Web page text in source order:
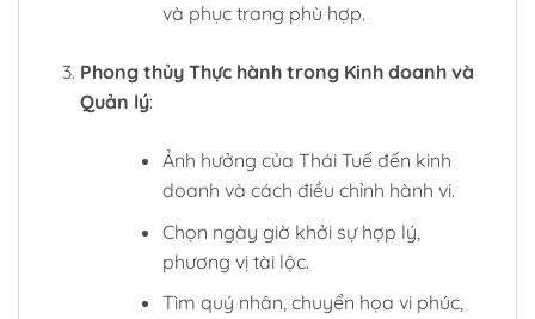
và phục trang phù hợp.
Phong thủy Thực hành trong Kinh doanh và
Quản lý:
Ảnh hưởng của Thái Tuế đến kinh
doanh và cách điều chỉnh hành vi.
Chọn ngày giờ khởi sự hợp lý,
phương vị tài lộc.
Tìm quý nhân, chuyển họa vi phúc,